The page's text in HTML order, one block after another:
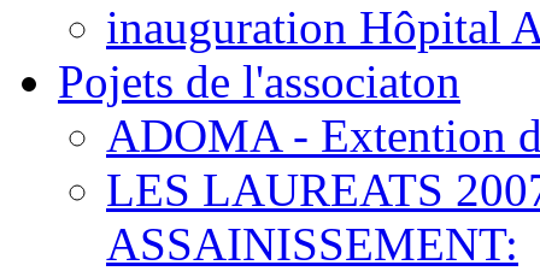
inauguration Hôpital
Pojets de l'associaton
ADOMA - Extention
LES LAUREATS
ASSAINISSEMENT: